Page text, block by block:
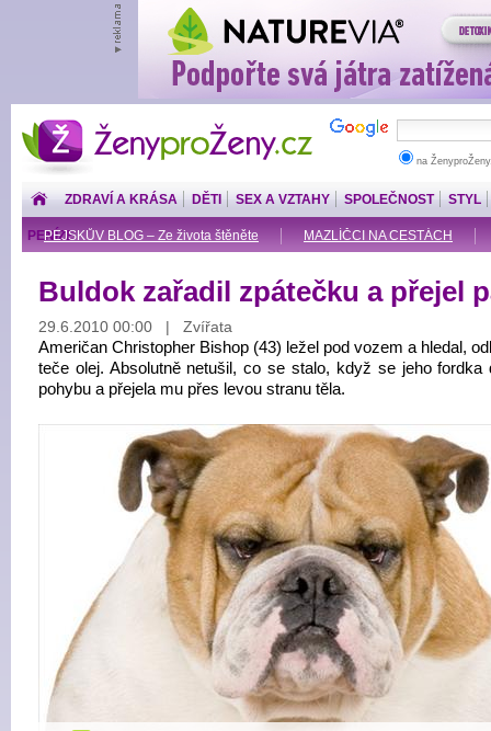
ŽenyproŽeny.cz
na
ZDRAVÍ A KRÁSA DĚTI SEX A VZTAHY SPOLEČNOST STYL
PEJSKŮV BLOG – Ze života štěněte MAZLÍČCI NA CESTÁCH
PENÍZE
Buldok zařadil zpátečku a přejel
29.6.2010 00:00 | Zvířata
Američan Christopher Bishop (43) ležel pod vozem a hledal,
teče olej. Absolutně netušil, co se stalo, když se jeho fordka
pohybu a přejela mu přes levou stranu těla.